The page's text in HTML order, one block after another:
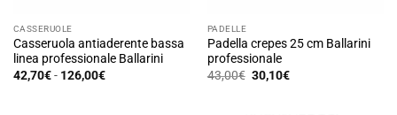
CASSERUOLE
Casseruola antiaderente bassa
linea professionale Ballarini
42,70€ - 126,00€Fascia
PADELLE
Padella crepes 25 cm Ballarini
professionale
43,00€ Il
prezzo
30,10€Il